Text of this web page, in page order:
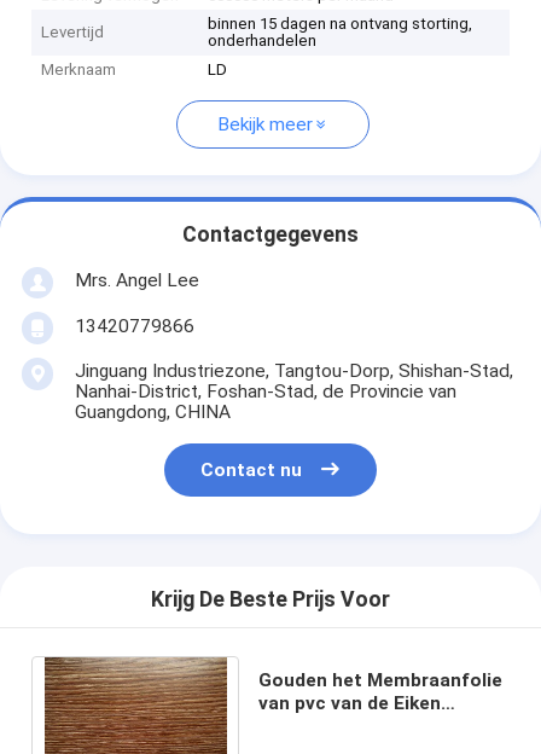
Levertijd
binnen 15 dagen na ontvang storting,
onderhandelen
Merknaam
LD
Bekijk meer
Contactgegevens
Mrs. Angel Lee
13420779866
Jinguang Industriezone, Tangtou-Dorp, Shishan-Stad,
Nanhai-District, Foshan-Stad, de Provincie van
Guangdong, CHINA
Contact nu
Krijg De Beste Prijs Voor
Gouden het Membraanfolie
van pvc van de Eiken